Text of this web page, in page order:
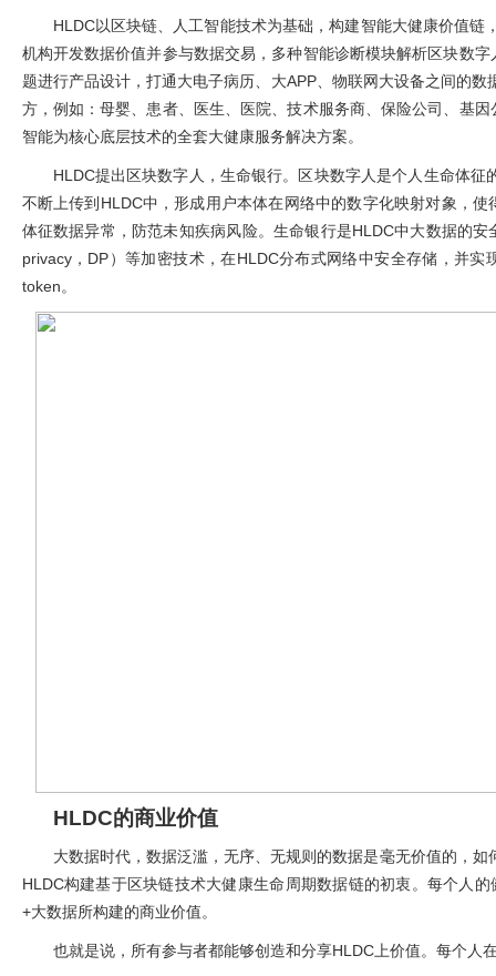
HLDC以区块链、人工智能技术为基础，构建智能大健康价值
机构开发数据价值并参与数据交易，多种智能诊断模块解析区块数
题进行产品设计，打通大电子病历、大APP、物联网大设备之间的数
方，例如：母婴、患者、医生、医院、技术服务商、保险公司、基
智能为核心底层技术的全套大健康服务解决方案。
HLDC提出区块数字人，生命银行。区块数字人是个人生命体
不断上传到 HLDC中，形成用户本体在网络中的数字化映射对象，使
体征数据异常，防范未知疾病风险。生命银行是HLDC中大数据的安
privacy， DP）等加密技术，在HLDC分布式网络中安全存储，并实
token。
HLDC的商业价值
大数据时代，数据泛滥，无序、无规则的数据是毫无价值的，
HLDC构建基于区块链技术大健康生命周期数据链的初衷。每个人
+大数据所构建的商业价值。
也就是说，所有参与者都能够创造和分享HLDC上价值。每个人